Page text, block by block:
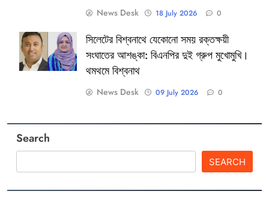
News Desk 18 July 2026 0
সিলেটের বিশ্বনাথে যেকোনো সময় রক্তক্ষয়ী
সংঘাতের আশঙ্কা: বিএনপির দুই গ্রুপ মুখোমুখি।
থমথমে বিশ্বনাথ
News Desk 09 July 2026 0
Search
SEARCH